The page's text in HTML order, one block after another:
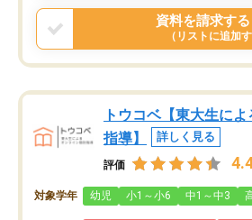
資料を請求する
（リストに追加す
トウコベ【東大生に
指導】
詳しく見る
評価
対象学年 幼児 小1～小6 中1～中3